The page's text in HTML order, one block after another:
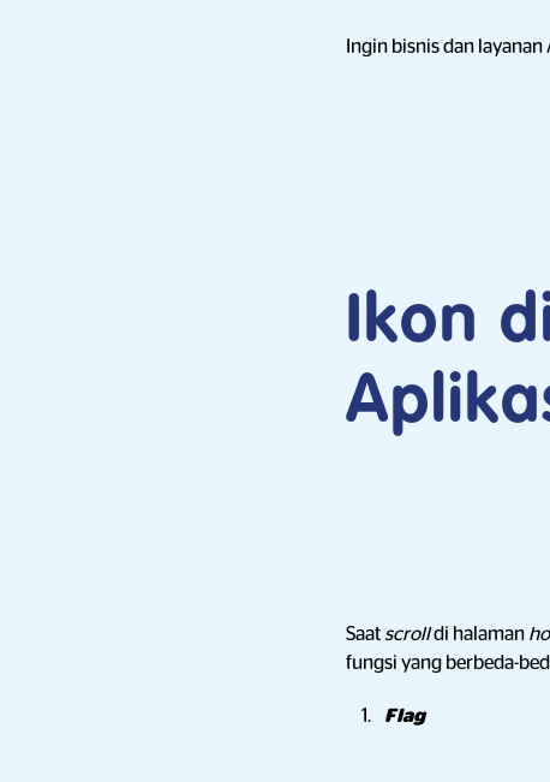
Ingin bisnis dan
Ikon
Saat scrolldi halaman
fungsi yang berbeda-
Flag